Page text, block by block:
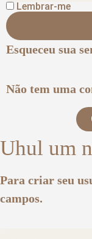
Lembrar-me
Esqueceu sua
Não tem uma
Uhul um
Para criar seu
campos.